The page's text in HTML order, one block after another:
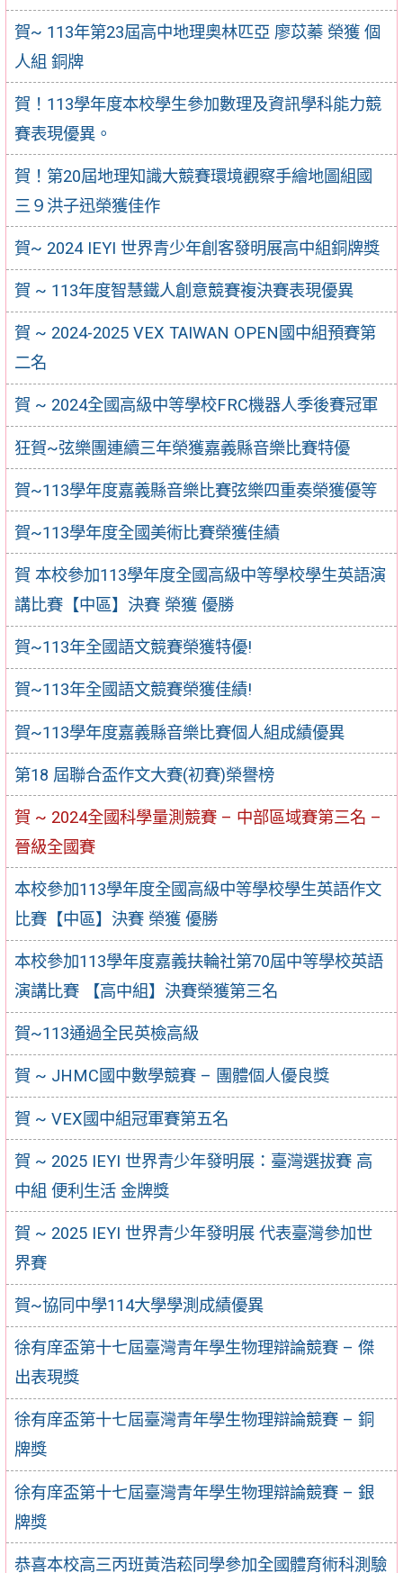
賀~ 113年第23屆高中地理奧林匹亞 廖苡蓁 榮獲 個
人組 銅牌
賀！113學年度本校學生參加數理及資訊學科能力競
賽表現優異。
賀！第20屆地理知識大競賽環境觀察手繪地圖組國
三９洪子迅榮獲佳作
賀~ 2024 IEYI 世界青少年創客發明展高中組銅牌獎
賀 ~ 113年度智慧鐵人創意競賽複決賽表現優異
賀 ~ 2024-2025 VEX TAIWAN OPEN國中組預賽第
二名
賀 ~ 2024全國高級中等學校FRC機器人季後賽冠軍
狂賀~弦樂團連續三年榮獲嘉義縣音樂比賽特優
賀~113學年度嘉義縣音樂比賽弦樂四重奏榮獲優等
賀~113學年度全國美術比賽榮獲佳績
賀 本校參加113學年度全國高級中等學校學生英語演
講比賽【中區】決賽 榮獲 優勝
賀~113年全國語文競賽榮獲特優!
賀~113年全國語文競賽榮獲佳績!
賀~113學年度嘉義縣音樂比賽個人組成績優異
第18 屆聯合盃作文大賽(初賽)榮譽榜
賀 ~ 2024全國科學量測競賽 – 中部區域賽第三名 –
晉級全國賽
本校參加113學年度全國高級中等學校學生英語作文
比賽【中區】決賽 榮獲 優勝
本校參加113學年度嘉義扶輪社第70屆中等學校英語
演講比賽 【高中組】決賽榮獲第三名
賀~113通過全民英檢高級
賀 ~ JHMC國中數學競賽 – 團體個人優良獎
賀 ~ VEX國中組冠軍賽第五名
賀 ~ 2025 IEYI 世界青少年發明展：臺灣選拔賽 高
中組 便利生活 金牌獎
賀 ~ 2025 IEYI 世界青少年發明展 代表臺灣參加世
界賽
賀~協同中學114大學學測成績優異
徐有庠盃第十七屆臺灣青年學生物理辯論競賽 – 傑
出表現獎
徐有庠盃第十七屆臺灣青年學生物理辯論競賽 – 銅
牌獎
徐有庠盃第十七屆臺灣青年學生物理辯論競賽 – 銀
牌獎
恭喜本校高三丙班黃浩菘同學參加全國體育術科測驗